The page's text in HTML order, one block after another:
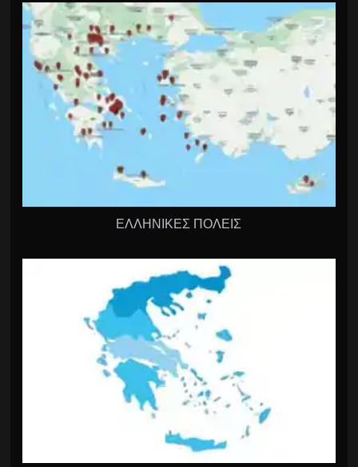
ΕΛΛΗΝΙΚΕΣ ΠΟΛΕΙΣ